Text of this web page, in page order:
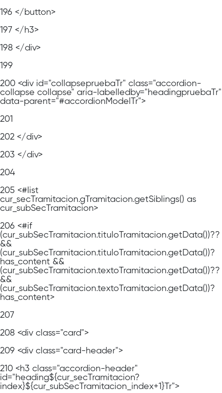
196 </button>
197 </h3>
198 </div>
199
200 <div id="collapsepruebaTr" class="accordion-
collapse collapse" aria-labelledby="headingpruebaTr"
data-parent="#accordionModelTr">
201
202 </div>
203 </div>
204
205 <#list
cur_secTramitacion.gTramitacion.getSiblings() as
cur_subSecTramitacion>
206 <#if
(cur_subSecTramitacion.tituloTramitacion.getData())??
&&
(cur_subSecTramitacion.tituloTramitacion.getData())?
has_content &&
(cur_subSecTramitacion.textoTramitacion.getData())??
&&
(cur_subSecTramitacion.textoTramitacion.getData())?
has_content>
207
208 <div class="card">
209 <div class="card-header">
210 <h3 class="accordion-header"
id="heading${cur_secTramitacion?
index}${cur_subSecTramitacion_index+1}Tr">